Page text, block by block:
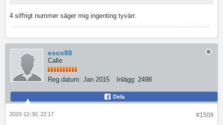
4 siffrigt nummer säger mig ingenting tyvärr.
esox88
Calle
Reg.datum: Jan 2015 Inlägg: 2498
Dela
#1509
2020-12-30, 22:17